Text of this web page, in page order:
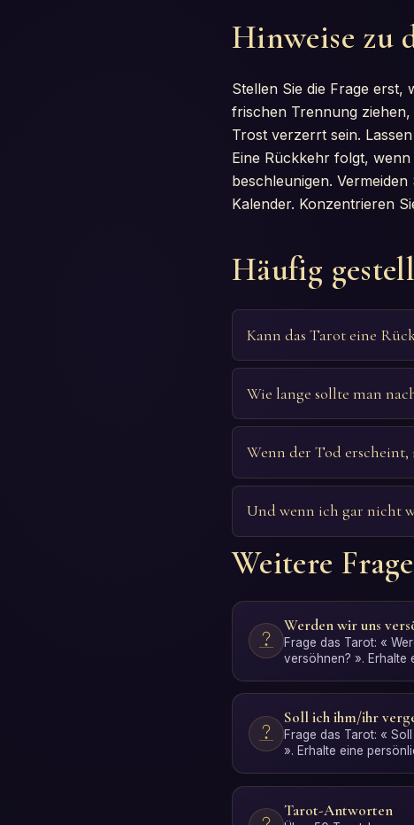
Hinweise zu
Stellen Sie die Frage erst,
frischen Trennung
Trost verzerrt sein.
Eine Rückkehr folgt,
beschleunigen.
Kalender. Konzentrieren
Häufig
Kann das Tarot eine
Wie lange sollte man
Wenn der Tod
Und wenn ich gar nicht
Weitere
Werden wir uns
Frage das Tarot: «
versöhnen? ». Erhalte
Soll ich ihm/ihr
Frage das Tarot: «
». Erhalte eine
Tarot-Antworten